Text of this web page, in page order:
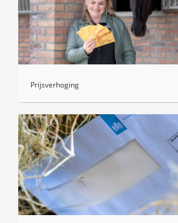
Prijsverhoging